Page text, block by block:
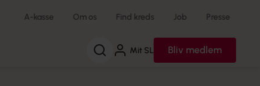
A-kasse Om os Find kreds Job Presse
Mit SL Bliv medlem